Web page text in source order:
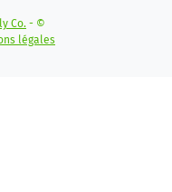
Co. - ©
légales